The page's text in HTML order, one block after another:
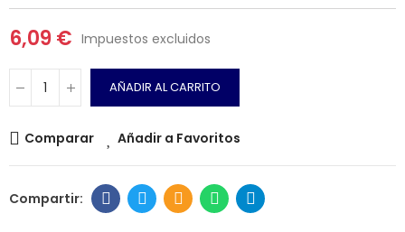
6,09 € Impuestos excluidos
AÑADIR AL CARRITO
Comparar Añadir a Favoritos